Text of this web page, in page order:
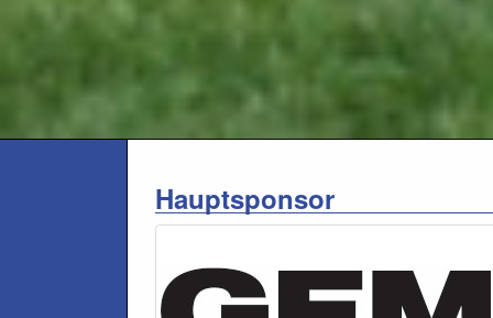
Hauptsponsor